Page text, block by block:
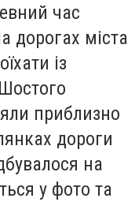
час
дорогах міста
із
приблизно
дороги
на
у фото та